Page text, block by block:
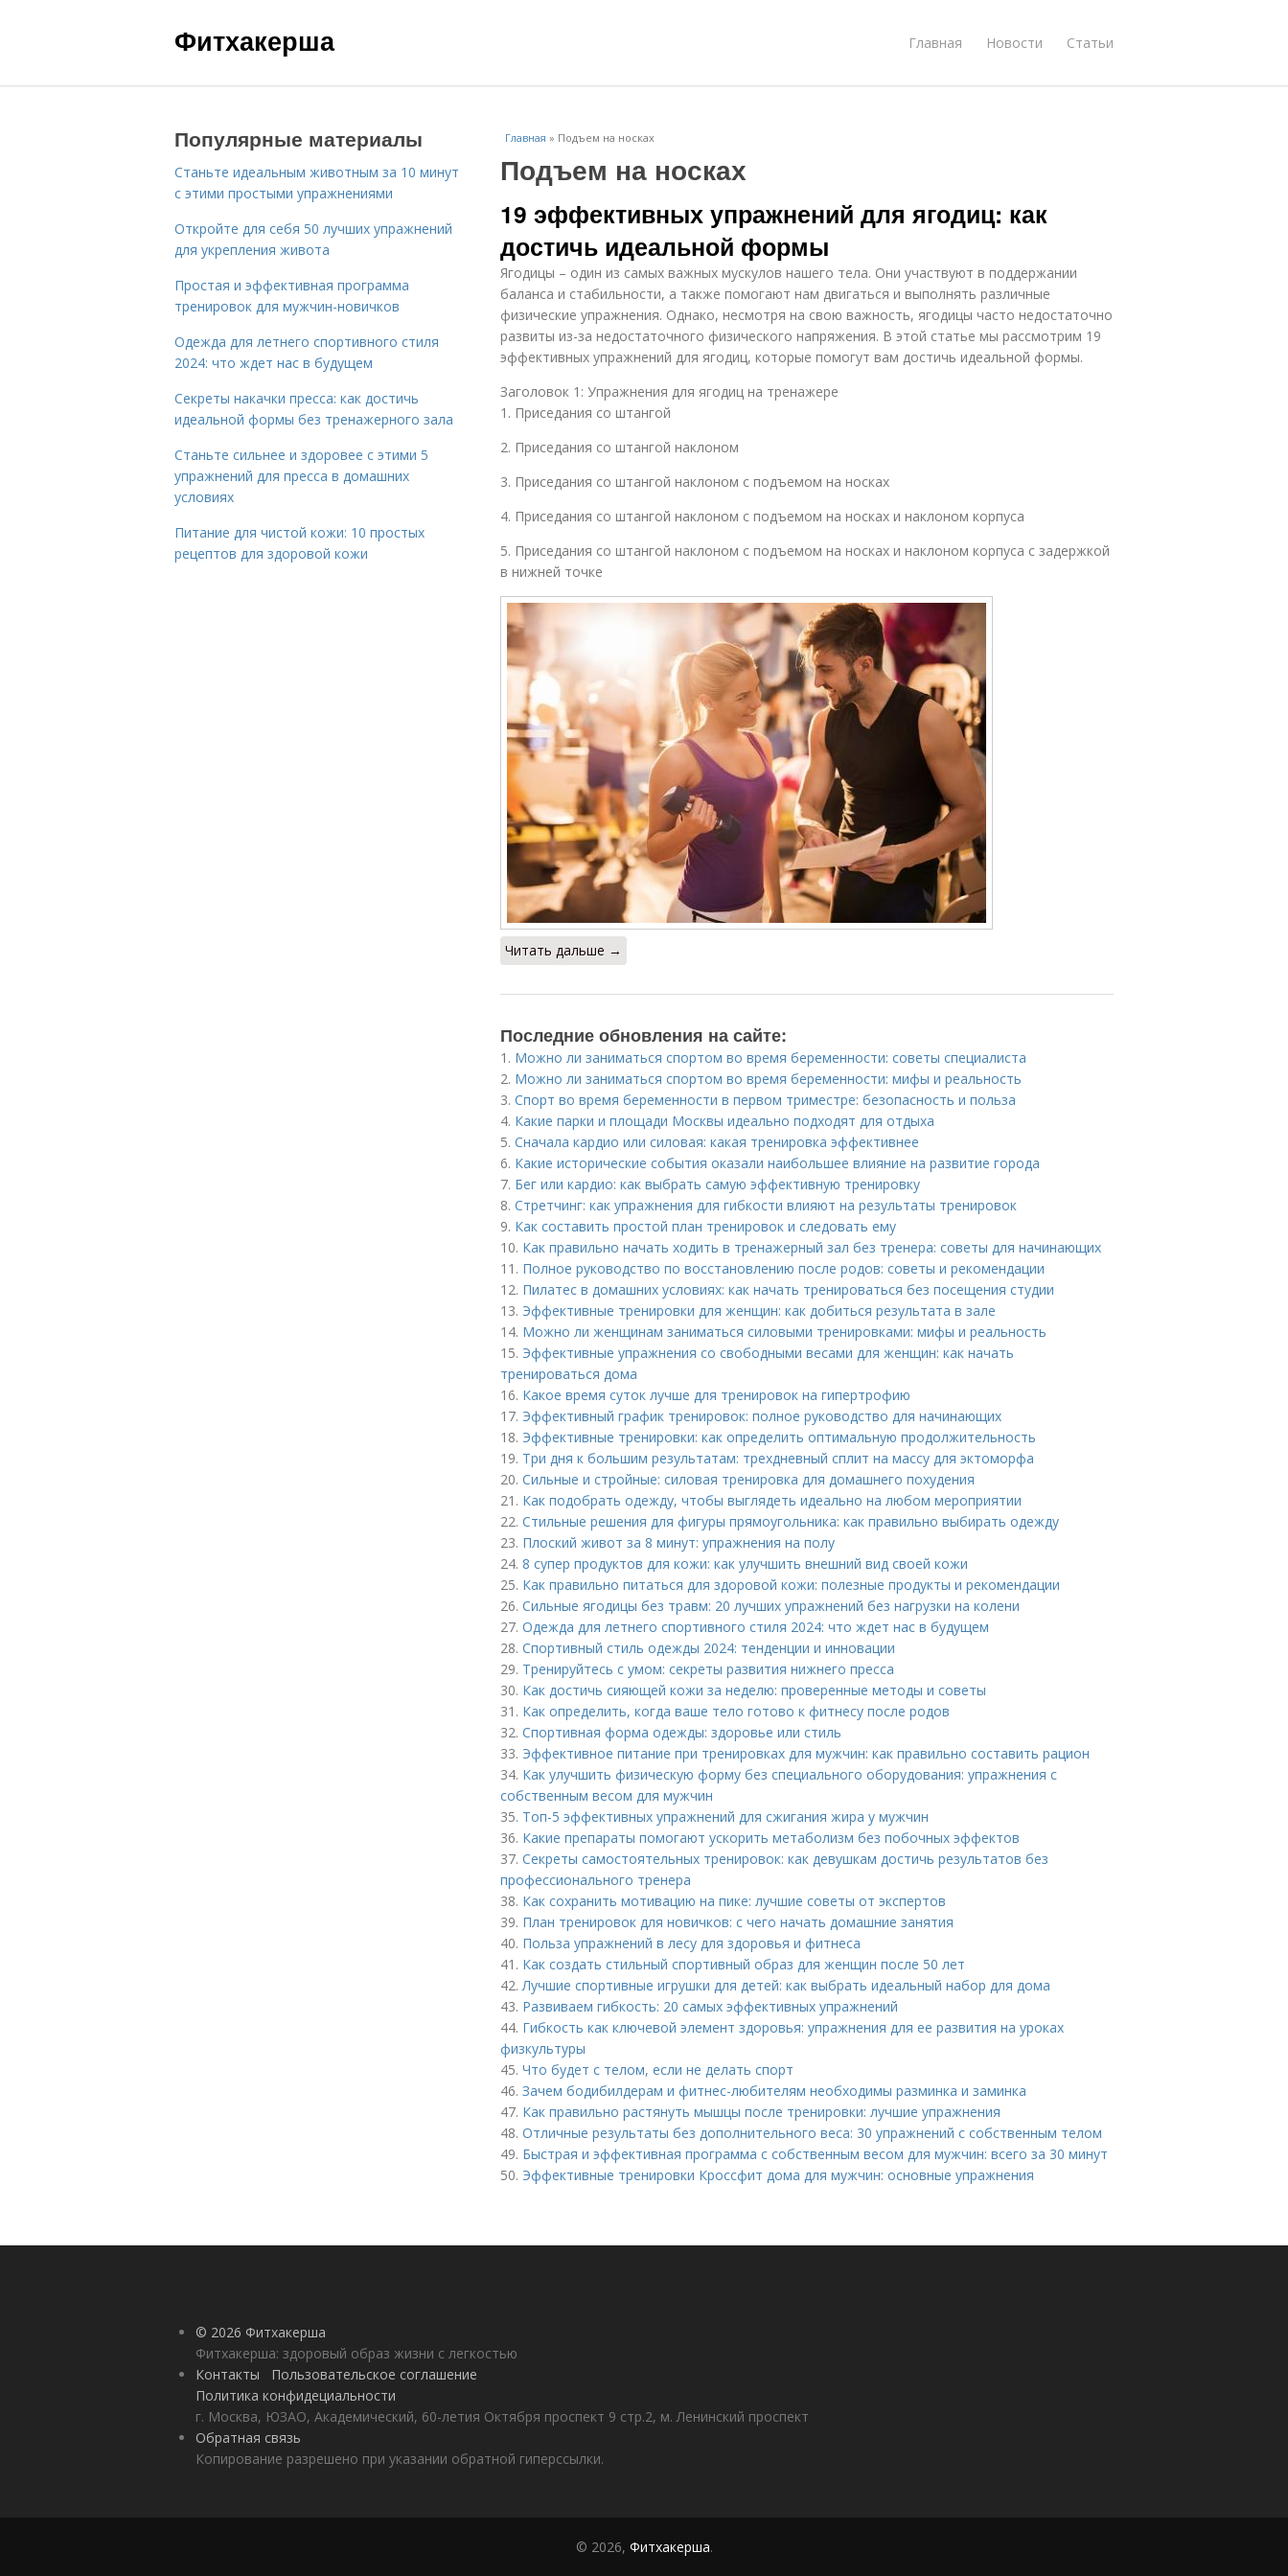
Фитхакерша Главная Новости Статьи
Главная » Подъем на носках
Подъем на носках
19 эффективных упражнений для ягодиц: как
достичь идеальной формы
Ягодицы – один из самых важных мускулов нашего тела. Они участвуют в поддержании
баланса и стабильности, а также помогают нам двигаться и выполнять различные
физические упражнения. Однако, несмотря на свою важность, ягодицы часто недостаточно
развиты из-за недостаточного физического напряжения. В этой статье мы рассмотрим 19
эффективных упражнений для ягодиц, которые помогут вам достичь идеальной формы.
Заголовок 1: Упражнения для ягодиц на тренажере
1. Приседания со штангой
2. Приседания со штангой наклоном
3. Приседания со штангой наклоном с подъемом на носках
4. Приседания со штангой наклоном с подъемом на носках и наклоном корпуса
5. Приседания со штангой наклоном с подъемом на носках и наклоном корпуса с задержкой
в нижней точке
Читать дальше →
Последние обновления на сайте:
1. Можно ли заниматься спортом во время беременности: советы специалиста
2. Можно ли заниматься спортом во время беременности: мифы и реальность
3. Спорт во время беременности в первом триместре: безопасность и польза
4. Какие парки и площади Москвы идеально подходят для отдыха
5. Сначала кардио или силовая: какая тренировка эффективнее
6. Какие исторические события оказали наибольшее влияние на развитие города
7. Бег или кардио: как выбрать самую эффективную тренировку
8. Стретчинг: как упражнения для гибкости влияют на результаты тренировок
9. Как составить простой план тренировок и следовать ему
10. Как правильно начать ходить в тренажерный зал без тренера: советы для начинающих
11. Полное руководство по восстановлению после родов: советы и рекомендации
12. Пилатес в домашних условиях: как начать тренироваться без посещения студии
13. Эффективные тренировки для женщин: как добиться результата в зале
14. Можно ли женщинам заниматься силовыми тренировками: мифы и реальность
15. Эффективные упражнения со свободными весами для женщин: как начать
тренироваться дома
16. Какое время суток лучше для тренировок на гипертрофию
17. Эффективный график тренировок: полное руководство для начинающих
18. Эффективные тренировки: как определить оптимальную продолжительность
19. Три дня к большим результатам: трехдневный сплит на массу для эктоморфа
20. Сильные и стройные: силовая тренировка для домашнего похудения
21. Как подобрать одежду, чтобы выглядеть идеально на любом мероприятии
22. Стильные решения для фигуры прямоугольника: как правильно выбирать одежду
23. Плоский живот за 8 минут: упражнения на полу
24. 8 супер продуктов для кожи: как улучшить внешний вид своей кожи
25. Как правильно питаться для здоровой кожи: полезные продукты и рекомендации
26. Сильные ягодицы без травм: 20 лучших упражнений без нагрузки на колени
27. Одежда для летнего спортивного стиля 2024: что ждет нас в будущем
28. Спортивный стиль одежды 2024: тенденции и инновации
29. Тренируйтесь с умом: секреты развития нижнего пресса
30. Как достичь сияющей кожи за неделю: проверенные методы и советы
31. Как определить, когда ваше тело готово к фитнесу после родов
32. Спортивная форма одежды: здоровье или стиль
33. Эффективное питание при тренировках для мужчин: как правильно составить рацион
34. Как улучшить физическую форму без специального оборудования: упражнения с
собственным весом для мужчин
35. Топ-5 эффективных упражнений для сжигания жира у мужчин
36. Какие препараты помогают ускорить метаболизм без побочных эффектов
37. Секреты самостоятельных тренировок: как девушкам достичь результатов без
профессионального тренера
38. Как сохранить мотивацию на пике: лучшие советы от экспертов
39. План тренировок для новичков: с чего начать домашние занятия
40. Польза упражнений в лесу для здоровья и фитнеса
41. Как создать стильный спортивный образ для женщин после 50 лет
42.Лучшие спортивные игрушки для детей: как выбрать идеальный набор для дома
43. Развиваем гибкость: 20 самых эффективных упражнений
44. Гибкость как ключевой элемент здоровья: упражнения для ее развития на уроках
физкультуры
45. Что будет с телом, если не делать спорт
46. Зачем бодибилдерам и фитнес-любителям необходимы разминка и заминка
47. Как правильно растянуть мышцы после тренировки: лучшие упражнения
48. Отличные результаты без дополнительного веса: 30 упражнений с собственным телом
49. Быстрая и эффективная программа с собственным весом для мужчин: всего за 30 минут
50. Эффективные тренировки Кроссфит дома для мужчин: основные упражнения
Популярные материалы
Станьте идеальным животным за 10 минут
с этими простыми упражнениями
Откройте для себя 50 лучших упражнений
для укрепления живота
Простая и эффективная программа
тренировок для мужчин-новичков
Одежда для летнего спортивного стиля
2024: что ждет нас в будущем
Секреты накачки пресса: как достичь
идеальной формы без тренажерного зала
Станьте сильнее и здоровее с этими 5
упражнений для пресса в домашних
условиях
Питание для чистой кожи: 10 простых
рецептов для здоровой кожи
© 2026 Фитхакерша
Фитхакерша: здоровый образ жизни с легкостью
Контакты
Пользовательское соглашение
Политика конфидециальности
г. Москва, ЮЗАО, Академический, 60-летия Октября проспект 9 стр.2, м. Ленинский проспект
Обратная связь
Копирование разрешено при указании обратной гиперссылки.
© 2026, Фитхакерша.